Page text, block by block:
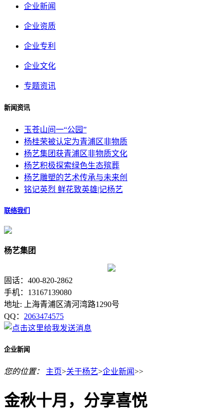
企业新闻
企业资质
企业专利
企业文化
专题资讯
新闻资讯
玉苍山间一“公园”
杨桂荣被认定为青浦区非物质
杨艺集团获青浦区非物质文化
杨艺积极探索绿色生态殡葬
杨艺雕塑的艺术传承与未来创
铭记英烈 鲜花致英雄|记杨艺
联络我们
杨艺集团
固话：400-820-2862
手机：13167139080
地址: 上海青浦区清河湾路1290号
QQ： 2063474575
企业新闻
您的位置： 主页>关于杨艺>企业新闻>>
金秋十月，分享喜悦